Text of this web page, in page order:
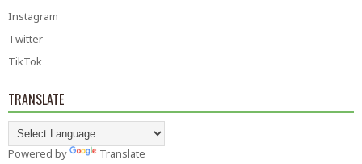
Instagram
Twitter
TikTok
TRANSLATE
Powered by Translate